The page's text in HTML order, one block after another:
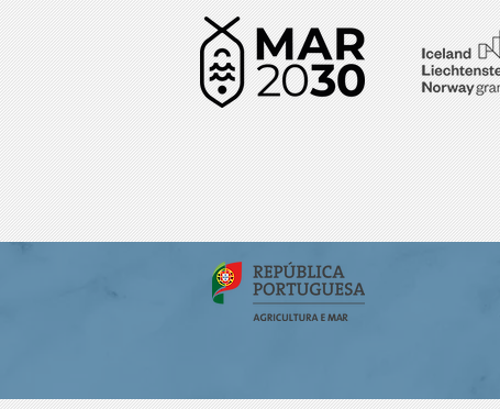
DGPM na apresentação do
livro "Sentinelas do Oceano